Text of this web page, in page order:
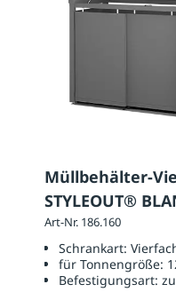
Müllbehälter-
STYLEOUT®
Klappdach
Art-Nr. 186.160
Schrankart:
für Tonnengröße:
Befestigungsart: